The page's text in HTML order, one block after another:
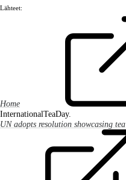
Lähteet:
Home
InternationalTeaDay.
UN adopts resolution showcasing tea